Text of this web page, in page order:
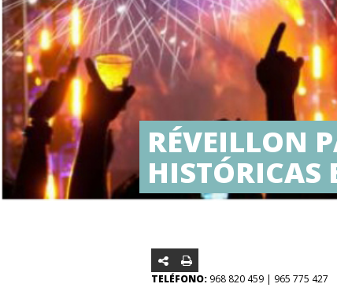
RÉVEILLON
HISTÓRICAS
TELÉFONO: 968 820 459 | 965 775 427